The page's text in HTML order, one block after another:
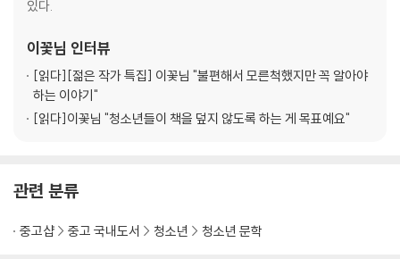
26. 잘하고 있는 동생에게
27. 과거의 언니에게
28. 불쌍한 동생에게
29. 일백 퍼센트 믿는 언니에게
33. 은유에게
35. 이모 아닌 언니에게
있다.
이꽃님 인터뷰
[읽다][젊은 작가 특집] 이꽃님 "불편해서 모른척했지만 꼭 알아야
하는 이야기"
[읽다]이꽃님 "청소년들이 책을 덮지 않도록 하는 게 목표예요"
관련 분류
중고샵 중고 국내도서 청소년 청소년 문학